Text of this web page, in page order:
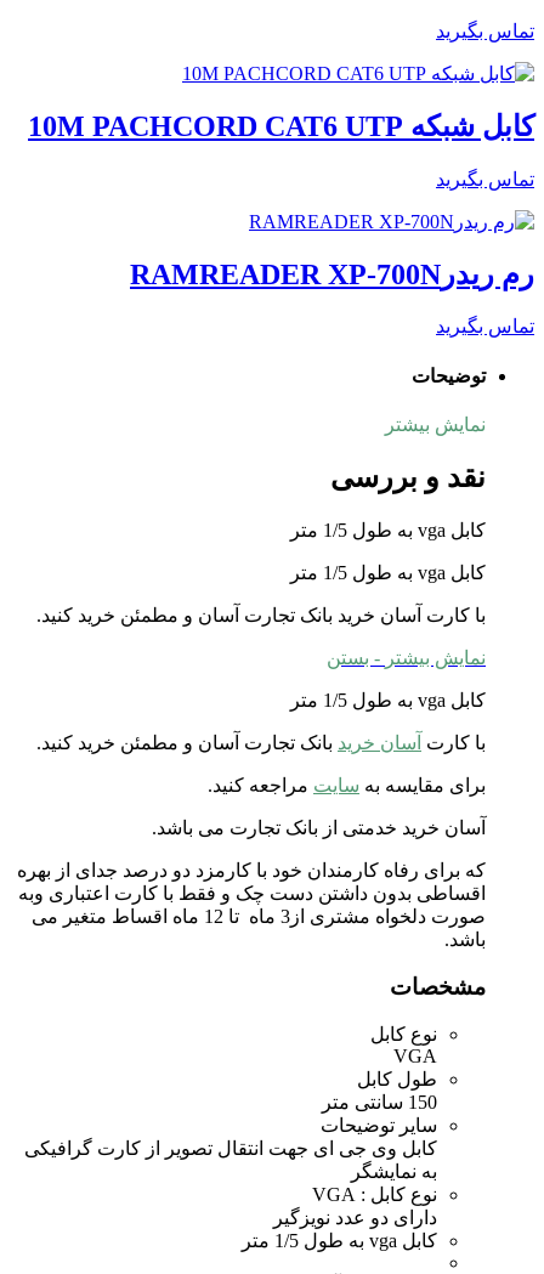
تماس بگیرید
کابل شبکه 10M PACHCORD CAT6 UTP
تماس بگیرید
رم ریدرRAMREADER XP-700N
تماس بگیرید
توضیحات
نمایش بیشتر
نقد و بررسی
کابل vga به طول 1/5 متر
کابل vga به طول 1/5 متر
با کارت آسان خرید بانک تجارت آسان و مطمئن خرید کنید.
نمایش بیشتر - بستن
کابل vga به طول 1/5 متر
با کارت آسان خرید بانک تجارت آسان و مطمئن خرید کنید.
برای مقایسه به سایت مراجعه کنید.
آسان خرید خدمتی از بانک تجارت می باشد.
که برای رفاه کارمندان خود با کارمزد دو درصد جدای از بهره
اقساطی بدون داشتن دست چک و فقط با کارت اعتباری وبه
صورت دلخواه مشتری از3 ماه تا 12 ماه اقساط متغیر می
باشد.
مشخصات
نوع کابل
VGA
طول کابل
150 سانتی متر
سایر توضیحات
کابل وی جی ای جهت انتقال تصویر از کارت گرافیکی
به نمایشگر
نوع کابل ‏‏:‏‏ VGA
دارای دو عدد نویزگیر
کابل vga به طول 1/5 متر